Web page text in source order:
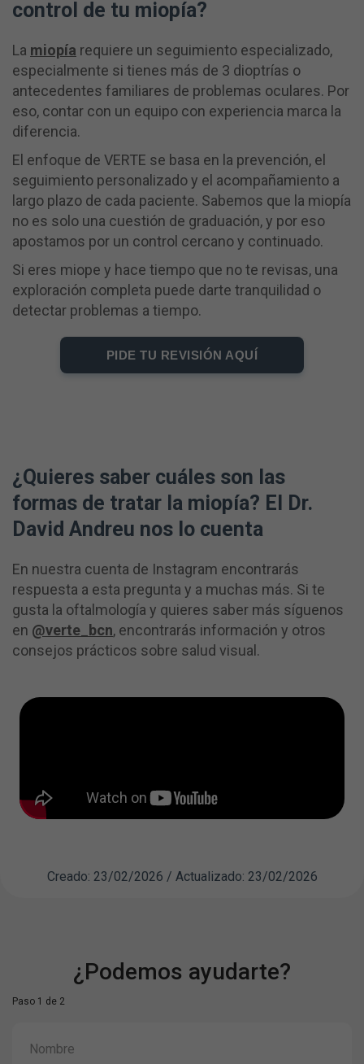
control de tu miopía?
La miopía requiere un seguimiento especializado,
especialmente si tienes más de 3 dioptrías o
antecedentes familiares de problemas oculares. Por
eso, contar con un equipo con experiencia marca la
diferencia.
El enfoque de VERTE se basa en la prevención, el
seguimiento personalizado y el acompañamiento a
largo plazo de cada paciente. Sabemos que la miopía
no es solo una cuestión de graduación, y por eso
apostamos por un control cercano y continuado.
Si eres miope y hace tiempo que no te revisas, una
exploración completa puede darte tranquilidad o
detectar problemas a tiempo.
PIDE TU REVISIÓN AQUÍ
¿Quieres saber cuáles son las
formas de tratar la miopía? El Dr.
David Andreu nos lo cuenta
En nuestra cuenta de Instagram encontrarás
respuesta a esta pregunta y a muchas más. Si te
gusta la oftalmología y quieres saber más síguenos
en @verte_bcn, encontrarás información y otros
consejos prácticos sobre salud visual.
Creado: 23/02/2026 / Actualizado: 23/02/2026
¿Podemos ayudarte?
Paso 1 de 2